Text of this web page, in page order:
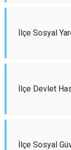
İlçe Sosyal
İlçe Devlet
İlçe Sosyal